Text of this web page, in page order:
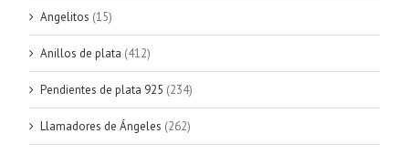
Angelitos (15)
Anillos de plata (412)
Pendientes de plata 925 (234)
Llamadores de Ángeles (262)